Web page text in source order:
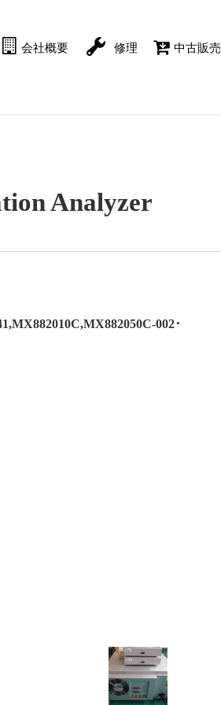
会社概要 修理 中古販売
Analyzer
002･